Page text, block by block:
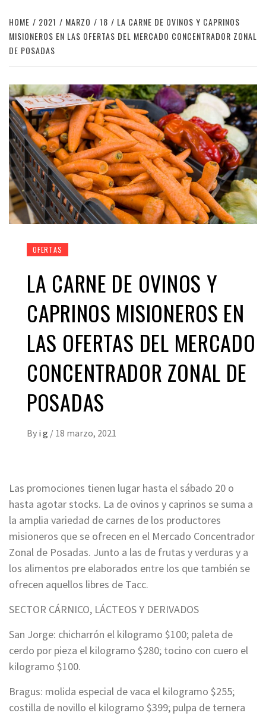
HOME 2021 MARZO 18
LA CARNE DE OVINOS Y CAPRINOS
MISIONEROS EN LAS OFERTAS DEL MERCADO CONCENTRADOR ZONAL
DE POSADAS
OFERTAS
LA CARNE DE OVINOS Y
CAPRINOS MISIONEROS EN
LAS OFERTAS DEL MERCADO
CONCENTRADOR ZONAL DE
POSADAS
By i g / 18 marzo, 2021
Las promociones tienen lugar hasta el sábado 20 o
hasta agotar stocks. La de ovinos y caprinos se suma a
la amplia variedad de carnes de los productores
misioneros que se ofrecen en el Mercado Concentrador
Zonal de Posadas. Junto a las de frutas y verduras y a
los alimentos pre elaborados entre los que también se
ofrecen aquellos libres de Tacc.
SECTOR CÁRNICO, LÁCTEOS Y DERIVADOS
San Jorge: chicharrón el kilogramo $100; paleta de
cerdo por pieza el kilogramo $280; tocino con cuero el
kilogramo $100.
Bragus: molida especial de vaca el kilogramo $255;
costilla de novillo el kilogramo $399; pulpa de ternera